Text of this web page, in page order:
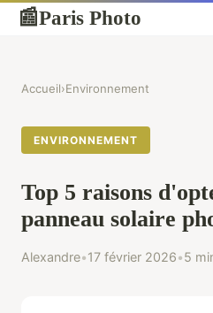
📰Paris Photo
Accueil›Environnement
ENVIRONNEMENT
Top 5 raisons
panneau solaire
Alexandre•17 février 2026•5